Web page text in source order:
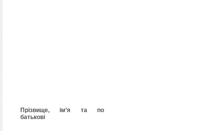
Прізвище, ім’я та по
батькові